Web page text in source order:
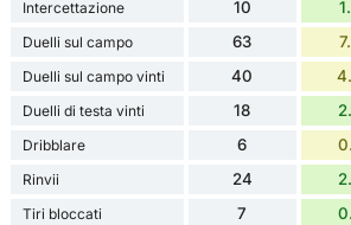
Intercettazione 10
Duelli sul campo 63
Duelli sul campo vinti 40
Duelli di testa vinti 18
Dribblare 6
Rinvii 24
Tiri bloccati 7